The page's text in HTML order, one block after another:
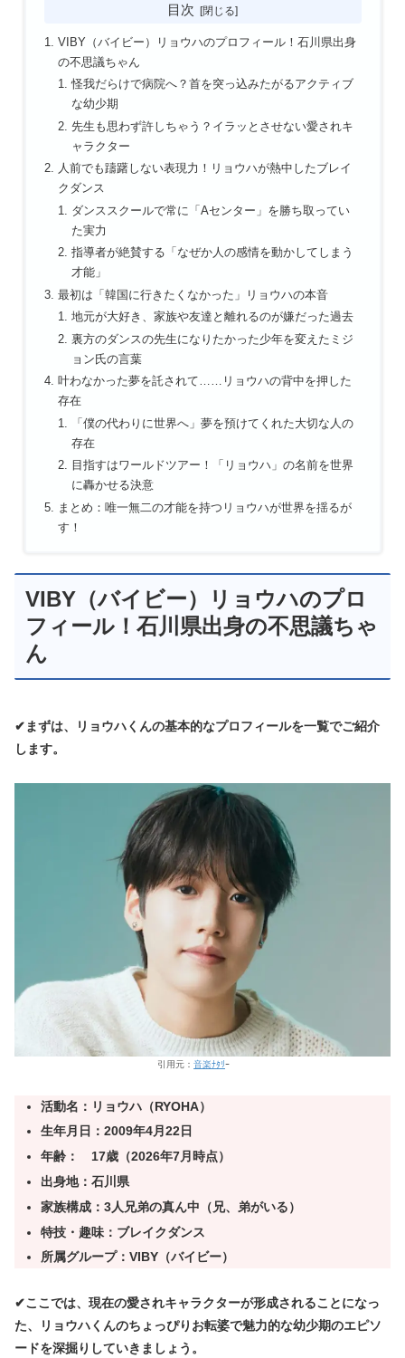
目次
VIBY（バイビー）リョウハのプロフィール！石川県出身
の不思議ちゃん
怪我だらけで病院へ？首を突っ込みたがるアクティブ
な幼少期
先生も思わず許しちゃう？イラッとさせない愛されキ
ャラクター
人前でも躊躇しない表現力！リョウハが熱中したブレイ
クダンス
ダンススクールで常に「Aセンター」を勝ち取ってい
た実力
指導者が絶賛する「なぜか人の感情を動かしてしまう
才能」
最初は「韓国に行きたくなかった」リョウハの本音
地元が大好き、家族や友達と離れるのが嫌だった過去
裏方のダンスの先生になりたかった少年を変えたミジ
ョン氏の言葉
叶わなかった夢を託されて……リョウハの背中を押した
存在
「僕の代わりに世界へ」夢を預けてくれた大切な人の
存在
目指すはワールドツアー！「リョウハ」の名前を世界
に轟かせる決意
まとめ：唯一無二の才能を持つリョウハが世界を揺るが
す！
VIBY（バイビー）リョウハのプロ
フィール！石川県出身の不思議ちゃ
ん
✔まずは、リョウハくんの基本的なプロフィールを一覧でご紹介
します。
引用元： 音楽ﾅﾀﾘｰ
活動名：リョウハ（RYOHA）
生年月日：2009年4月22日
年齢： 17歳（2026年7月時点）
出身地：石川県
家族構成：3人兄弟の真ん中（兄、弟がいる）
特技・趣味：ブレイクダンス
所属グループ：VIBY（バイビー）
✔ここでは、現在の愛されキャラクターが形成されることになっ
た、リョウハくんのちょっぴりお転婆で魅力的な幼少期のエピソ
ードを深掘りしていきましょう。